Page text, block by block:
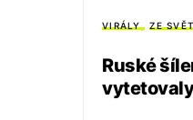
VIRÁLY ZE
Ruské